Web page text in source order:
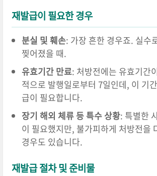
재발급이 필요한 경우
분실 및 훼손: 가장 흔한 경우죠. 실수
찢어졌을 때.
유효기간 만료: 처방전에는 유효기간
적으로 발행일로부터 7일인데, 이 기
급이 필요합니다.
장기 해외 체류 등 특수 상황: 특별한
이 필요했지만, 불가피하게 처방전을
경우도 있습니다.
재발급 절차 및 준비물